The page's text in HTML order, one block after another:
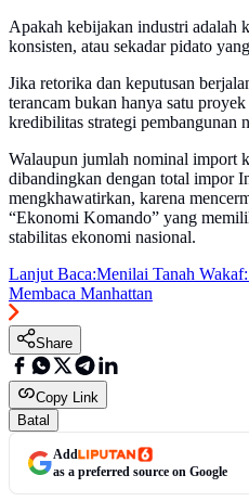
Apakah kebijakan industri adalah
konsisten, atau sekadar pidato
Jika retorika dan keputusan
terancam bukan hanya satu
kredibilitas strategi pembangunan
Walaupun jumlah nominal import
dibandingkan dengan total impor
mengkhawatirkan, karena
“Ekonomi Komando” yang
stabilitas ekonomi nasional.
Lanjut Baca:Menilai Tanah
Membaca Manhattan
Share
Copy Link
Batal
Add
as a preferred source on Google